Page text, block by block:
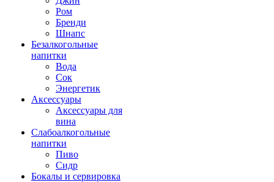
Ром
Бренди
Шнапс
Безалкогольные
напитки
Вода
Сок
Энергетик
Аксессуары
Аксессуары для
вина
Слабоалкогольные
напитки
Пиво
Сидр
Бокалы и сервировка